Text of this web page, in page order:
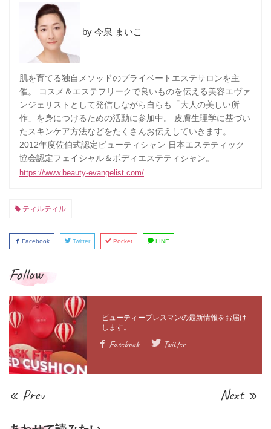
今泉 まいこ
肌を育てる独自メソッドのプライベートエステサロンを主
催。 コスメ＆エステフリークで良いものを伝える美容エヴァ
ンジェリストとして発信しながら自らも「大人の美しい所
作」を身につけるための活動に参加中。 皮膚生理学に基づい
たスキンケア方法などをたくさんお伝えしていきます。
2012年度佐伯式認定ビューティシャン 日本エステティック
協会認定フェイシャル＆ボディエステティシャン。
https://www.beauty-evangelist.com/
ティルティル
Facebook Twitter Pocket LINE
Follow
Facebook Twitter
« Prev Next »